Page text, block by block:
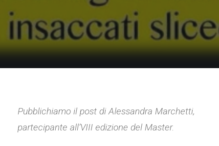
Pubblichiamo il post di Alessandra Marchetti,
partecipante all’VIII edizione del Master.